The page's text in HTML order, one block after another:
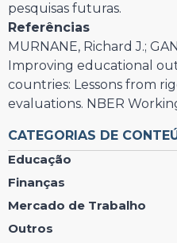
pesquisas futuras.
Referências
MURNANE, Richard J.;
Improving educational
countries: Lessons from
evaluations. NBER
CATEGORIAS DE
Educação
Finanças
Mercado de Trabalho
Outros